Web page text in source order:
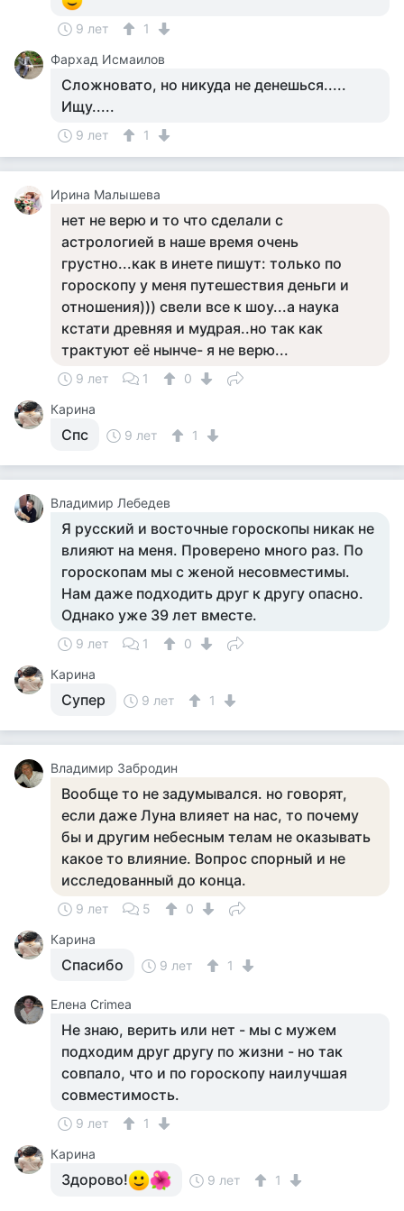
9 лет
1
Фархад Исмаилов
Сложновато, но никуда не денешься.....
Ищу.....
9 лет 1
Ирина Малышева
нет не верю и то что сделали с
астрологией в наше время очень
грустно...как в инете пишут: только по
гороскопу у меня путешествия деньги и
отношения))) свели все к шоу...а наука
кстати древняя и мудрая..но так как
трактуют её нынче- я не верю...
9 лет 1
0
Карина
Спс 9 лет 1
Владимир Лебедев
Я русский и восточные гороскопы никак не
влияют на меня. Проверено много раз. По
гороскопам мы с женой несовместимы.
Нам даже подходить друг к другу опасно.
Однако уже 39 лет вместе.
9 лет 1
0
Карина
Супер 9 лет 1
Владимир Забродин
Вообще то не задумывался. но говорят,
если даже Луна влияет на нас, то почему
бы и другим небесным телам не оказывать
какое то влияние. Вопрос спорный и не
исследованный до конца.
9 лет 5
0
Карина
Спасибо 9 лет 1
Елена Crimea
Не знаю, верить или нет - мы с мужем
подходим друг другу по жизни - но так
совпало, что и по гороскопу наилучшая
совместимость.
9 лет
1
Карина
Здорово! 9 лет 1